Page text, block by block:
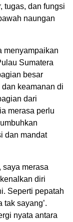
tugas, dan fungsi
naungan
menyampaikan
Sumatera
besar
keamanan di
dari
merasa perlu
dan mandat
saya merasa
diri
Seperti pepatah
tak sayang’.
nyata antara